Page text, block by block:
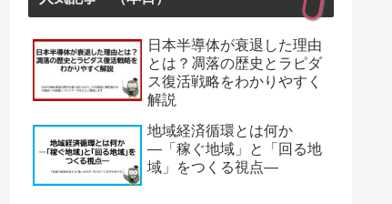
日本半導体が衰退した理由
とは？凋落の歴史とラピダ
ス復活戦略をわかりやすく
解説
地域経済循環とは何か
―「稼ぐ地域」と「回る地
域」をつくる視点―